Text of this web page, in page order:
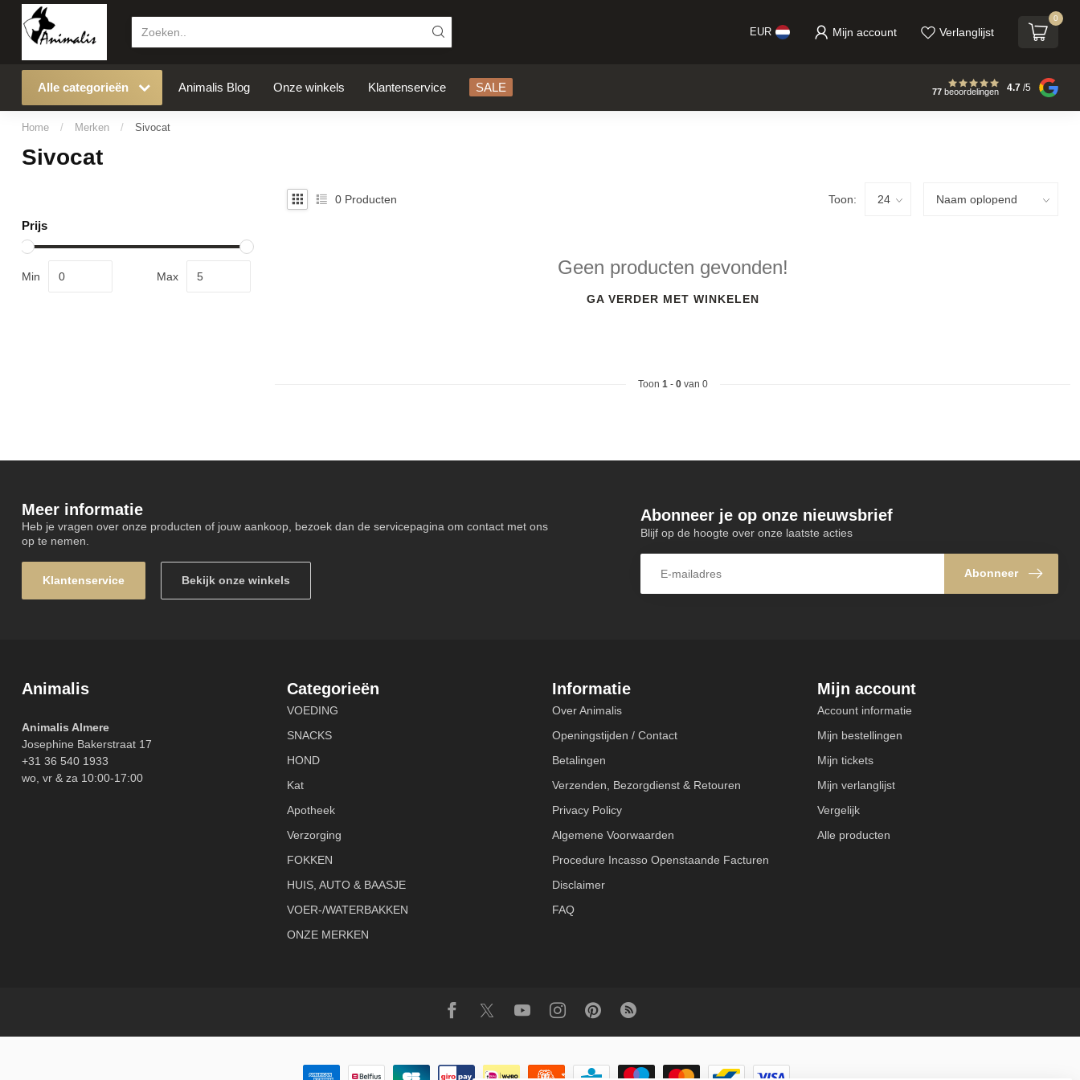
EUR Mijn account Verlanglijst
0
Alle categorieën Animalis Blog Onze winkels Klantenservice SALE 77 beoordelingen 4.7 /5
Home / Merken / Sivocat
Sivocat
Prijs
Min Max
0 Producten Toon:
Geen producten gevonden!
GA VERDER MET WINKELEN
Toon 1- 0van 0
Meer informatie
Heb je vragen over onze producten of jouw aankoop, bezoek dan de servicepagina om contact met ons
op te nemen.
Klantenservice Bekijk onze winkels
Abonneer je op onze nieuwsbrief
Blijf op de hoogte over onze laatste acties
Abonneer
Animalis
Animalis Almere
Josephine Bakerstraat 17
+31 36 540 1933
wo, vr & za 10:00-17:00
Categorieën
VOEDING
SNACKS
HOND
Kat
Apotheek
Verzorging
FOKKEN
HUIS, AUTO & BAASJE
VOER-/WATERBAKKEN
ONZE MERKEN
Informatie
Over Animalis
Openingstijden / Contact
Betalingen
Verzenden, Bezorgdienst & Retouren
Privacy Policy
Algemene Voorwaarden
Procedure Incasso Openstaande Facturen
Disclaimer
FAQ
Mijn account
Account informatie
Mijn bestellingen
Mijn tickets
Mijn verlanglijst
Vergelijk
Alle producten